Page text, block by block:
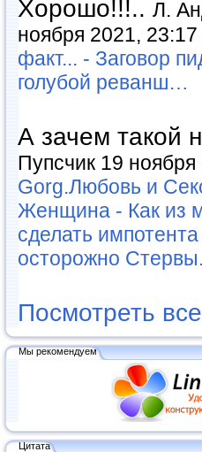
Хорошо!!!.. Л.
ноября 2021, 23:17
факт... - Заговор
голубой реванш…
А зачем такой
Пупсчик 19
Gorg.Любовь и
Женщина - Как из
сделать
осторожно Стервы.
Посмотреть все
Мы рекомендуем
Цитата